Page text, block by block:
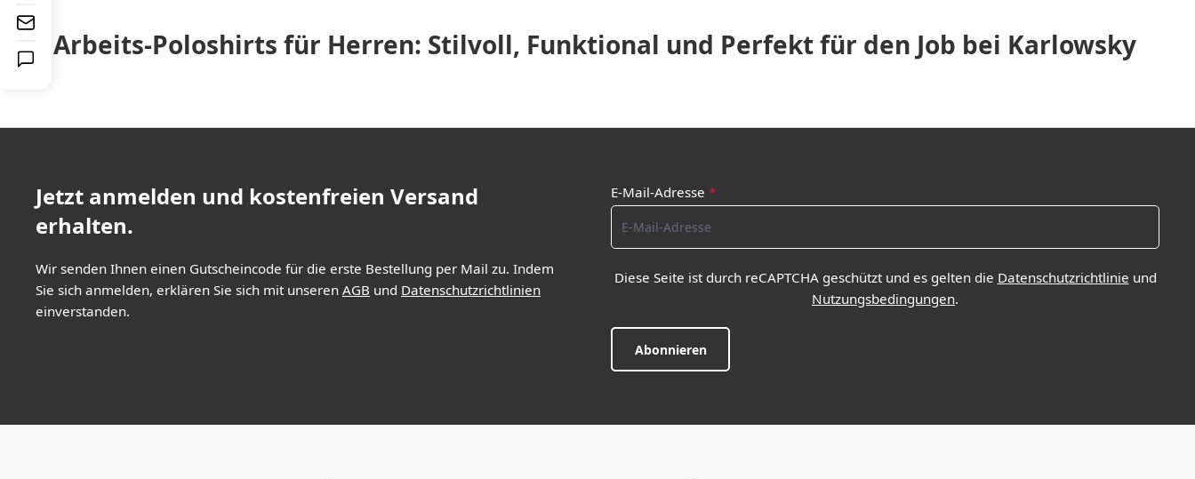
Arbeits-Poloshirts für Herren: Stilvoll, Funktional und Perfekt für den Job bei Karlowsky
Jetzt anmelden und kostenfreien Versand
erhalten.
Wir senden Ihnen einen Gutscheincode für die erste Bestellung per Mail zu. Indem
Sie sich anmelden, erklären Sie sich mit unseren AGB und Datenschutzrichtlinien
einverstanden.
E-Mail-Adresse *
Diese Seite ist durch reCAPTCHA geschützt und es gelten die Datenschutzrichtlinie und
Nutzungsbedingungen.
Abonnieren